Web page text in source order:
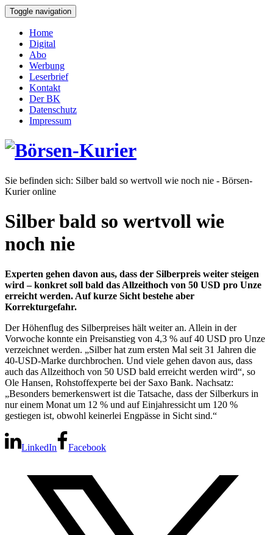
Toggle navigation
Home
Digital
Abo
Werbung
Leserbrief
Kontakt
Der BK
Datenschutz
Impressum
Sie befinden sich: Silber bald so wertvoll wie noch nie - Börsen-
Kurier online
Silber bald so wertvoll wie
noch nie
Experten gehen davon aus, dass der Silberpreis weiter steigen
wird – konkret soll bald das Allzeithoch von 50 USD pro Unze
erreicht werden. Auf kurze Sicht bestehe aber
Korrekturgefahr.
Der Höhenflug des Silberpreises hält weiter an. Allein in der
Vorwoche konnte ein Preisanstieg von 4,3 % auf 40 USD pro Unze
verzeichnet werden. „Silber hat zum ersten Mal seit 31 Jahren die
40-USD-Marke durchbrochen. Und viele gehen davon aus, dass
auch das Allzeithoch von 50 USD bald erreicht werden wird“, so
Ole Hansen, Rohstoffexperte bei der Saxo Bank. Nachsatz:
„Besonders bemerkenswert ist die Tatsache, dass der Silberkurs in
nur einem Monat um 12 % und auf Einjahressicht um 120 %
gestiegen ist, obwohl keinerlei Engpässe in Sicht sind.“
LinkedIn Facebook